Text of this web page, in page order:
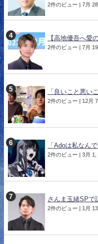
2件のビュー | 7月
【高地優吾へ愛
2件のビュー | 7月
「良いこと悪い
2件のビュー | 12月
「Adoは私なん
2件のビュー | 3月 1,
さんま玉緒SPで
2件のビュー | 1月